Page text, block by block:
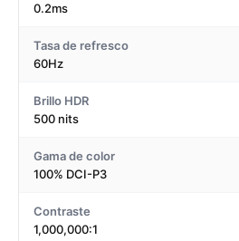
0.2ms
Tasa de refresco
60Hz
Brillo HDR
500 nits
Gama de color
100% DCI-P3
Contraste
1,000,000:1